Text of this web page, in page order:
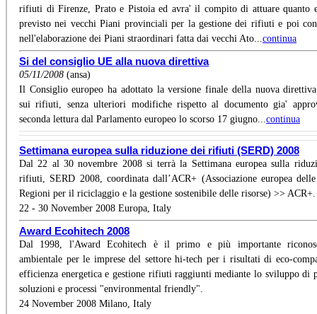
rifiuti di Firenze, Prato e Pistoia ed avra' il compito di attuare quanto
previsto nei vecchi Piani provinciali per la gestione dei rifiuti e poi
nell'elaborazione dei Piani straordinari fatta dai vecchi Ato...continua
Si del consiglio UE alla nuova direttiva
05/11/2008 (ansa)
Il Consiglio europeo ha adottato la versione finale della nuova
sui rifiuti, senza ulteriori modifiche rispetto al documento gia'
seconda lettura dal Parlamento europeo lo scorso 17 giugno...continua
Settimana europea sulla riduzione dei rifiuti (SERD) 2008
Dal 22 al 30 novembre 2008 si terrà la Settimana europea sulla
rifiuti, SERD 2008, coordinata dall’ACR+ (Associazione europea
Regioni per il riciclaggio e la gestione sostenibile delle risorse) >> ACR+.
22 - 30 November 2008 Europa, Italy
Award Ecohitech 2008
Dal 1998, l'Award Ecohitech è il primo e più importante
ambientale per le imprese del settore hi-tech per i risultati di eco-
efficienza energetica e gestione rifiuti raggiunti mediante lo sviluppo di
soluzioni e processi "environmental friendly".
24 November 2008 Milano, Italy